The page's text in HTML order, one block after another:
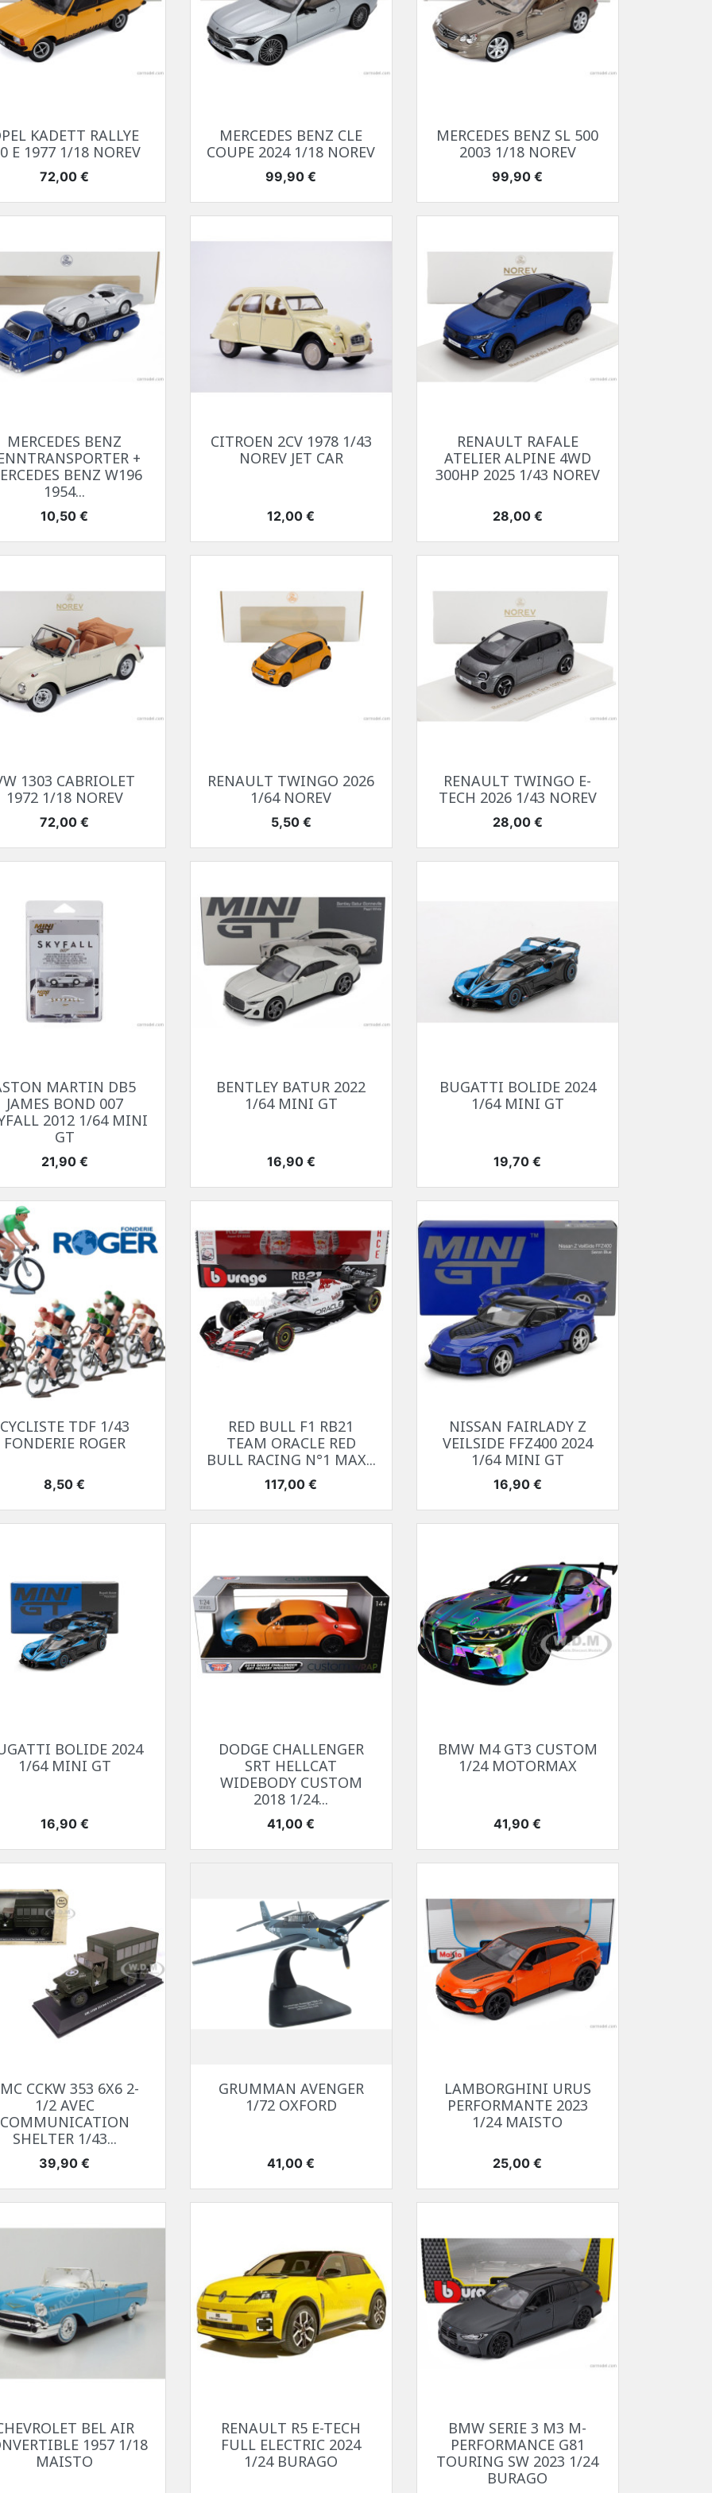
Aperçu rapide
KADETT RALLYE
E 1977 1/18 NOREV
Prix
72,00 €
Aperçu rapide
MERCEDES BENZ CLE
COUPE 2024 1/18 NOREV
Prix
99,90 €
Aperçu rapide
MERCEDES BENZ SL 500
2003 1/18 NOREV
Prix
99,90 €
Aperçu rapide
MERCEDES BENZ
+
BENZ W196
1954...
Prix
10,50 €
Aperçu rapide
CITROEN 2CV 1978 1/43
NOREV JET CAR
Prix
12,00 €
Aperçu rapide
RENAULT RAFALE
ATELIER ALPINE 4WD
300HP 2025 1/43 NOREV
Prix
28,00 €
Aperçu rapide
1303 CABRIOLET
1972 1/18 NOREV
Prix
72,00 €
Aperçu rapide
RENAULT TWINGO 2026
1/64 NOREV
Prix
5,50 €
Aperçu rapide
RENAULT TWINGO E-
TECH 2026 1/43 NOREV
Prix
28,00 €
Aperçu rapide
MARTIN DB5
JAMES BOND 007
2012 1/64 MINI
GT
Prix
21,90 €
Aperçu rapide
BENTLEY BATUR 2022
1/64 MINI GT
Prix
16,90 €
Aperçu rapide
BUGATTI BOLIDE 2024
1/64 MINI GT
Prix
19,70 €
Aperçu rapide
CYCLISTE TDF 1/43
FONDERIE ROGER
Prix
8,50 €
Aperçu rapide
RED BULL F1 RB21
TEAM ORACLE RED
BULL RACING N°1 MAX...
Prix
117,00 €
Aperçu rapide
NISSAN FAIRLADY Z
VEILSIDE FFZ400 2024
1/64 MINI GT
Prix
16,90 €
Aperçu rapide
BOLIDE 2024
1/64 MINI GT
Prix
16,90 €
Aperçu rapide
DODGE CHALLENGER
SRT HELLCAT
WIDEBODY CUSTOM
2018 1/24...
Prix
41,00 €
Aperçu rapide
BMW M4 GT3 CUSTOM
1/24 MOTORMAX
Prix
41,90 €
Aperçu rapide
CCKW 353 6X6 2-
1/2 AVEC
COMMUNICATION
SHELTER 1/43...
Prix
39,90 €
Aperçu rapide
GRUMMAN AVENGER
1/72 OXFORD
Prix
41,00 €
Aperçu rapide
LAMBORGHINI URUS
PERFORMANTE 2023
1/24 MAISTO
Prix
25,00 €
Aperçu rapideBEL AIR
1957 1/18
MAISTO
Aperçu rapide
RENAULT R5 E-TECH
FULL ELECTRIC 2024
1/24 BURAGO
Aperçu rapide
BMW SERIE 3 M3 M-
PERFORMANCE G81
TOURING SW 2023 1/24
BURAGO